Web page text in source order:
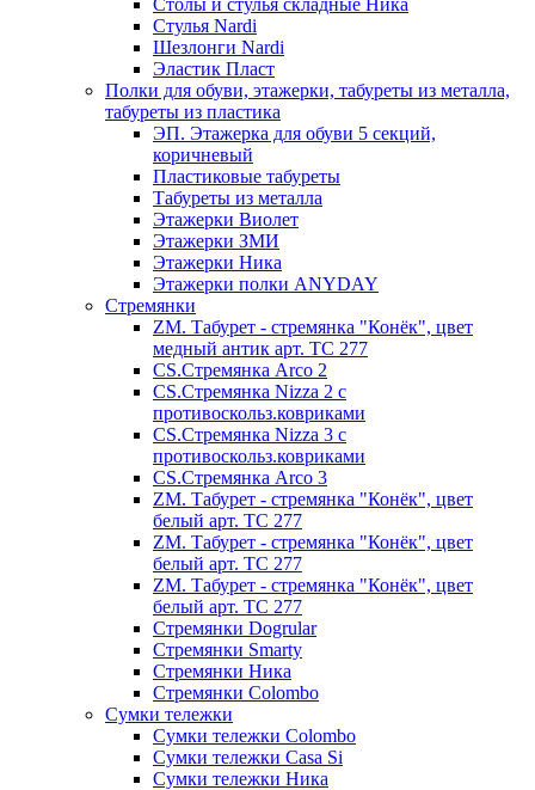
Столы и стулья складные Ника
Стулья Nardi
Шезлонги Nardi
Эластик Пласт
Полки для обуви, этажерки, табуреты из металла,
табуреты из пластика
ЭП. Этажерка для обуви 5 секций,
коричневый
Пластиковые табуреты
Табуреты из металла
Этажерки Виолет
Этажерки ЗМИ
Этажерки Ника
Этажерки полки ANYDAY
Стремянки
ZM. Табурет - стремянка "Конёк", цвет
медный антик арт. ТС 277
CS.Стремянка Arco 2
CS.Стремянка Nizza 2 с
противоскольз.ковриками
CS.Стремянка Nizza 3 с
противоскольз.ковриками
CS.Стремянка Arco 3
ZM. Табурет - стремянка "Конёк", цвет
белый арт. ТС 277
ZM. Табурет - стремянка "Конёк", цвет
белый арт. ТС 277
ZM. Табурет - стремянка "Конёк", цвет
белый арт. ТС 277
Стремянки Dogrular
Стремянки Smarty
Стремянки Ника
Стремянки Сolombo
Сумки тележки
Сумки тележки Colombo
Сумки тележки Сasa Si
Сумки тележки Ника